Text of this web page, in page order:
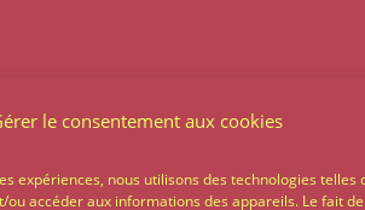
le consentement aux cookies
expériences, nous utilisons des technologies telles
ou accéder aux informations des appareils. Le fait de